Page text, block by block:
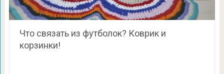
Что связать из футболок? Коврик и
корзинки!